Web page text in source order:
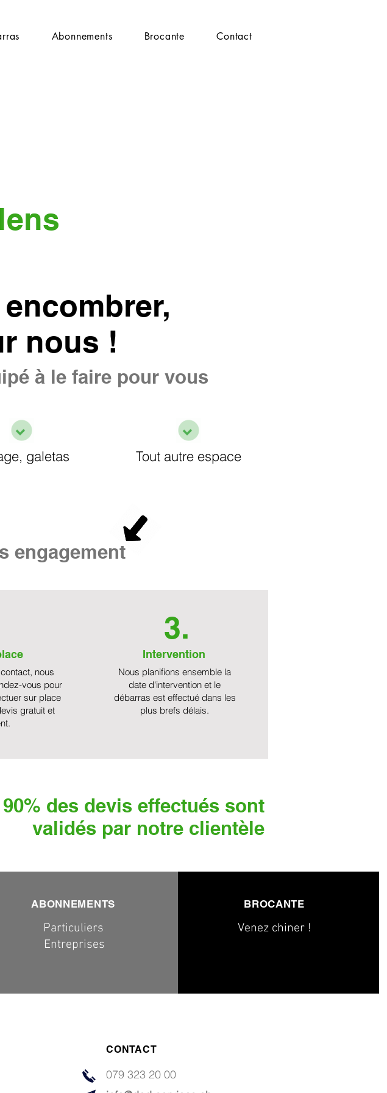
Abonnements Brocante Contact
nous !
à le faire pour vous
galetas Tout autre espace
engagement
nous
vous pour
sur place
gratuit et
3.
Intervention
Nous planifions ensemble la
date d'intervention et le
débarras est effectué dans les
plus brefs délais.
des devis effectués sont
validés par notre clientèle
ABONNEMENTS
Particuliers
Entreprises
BROCANTE
Venez chiner !
CONTACT
079 323 20 00